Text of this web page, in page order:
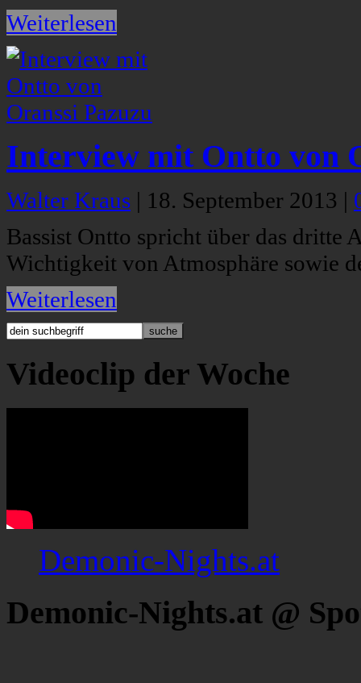
Weiterlesen
Interview mit Ontto von
Walter Kraus | 18. September 2013 |
Bassist Ontto spricht über das dritte
Wichtigkeit von Atmosphäre sowie
Weiterlesen
Videoclip der Woche
Demonic-Nights.at
Demonic-Nights.at @